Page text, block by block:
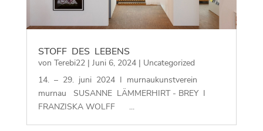
STOFF DES LEBENS
von Terebi22| Juni 6, 2024| Uncategorized
14. – 29. juni 2024 I murnaukunstverein
murnau SUSANNE LÄMMERHIRT - BREY I
FRANZISKA WOLFF ...